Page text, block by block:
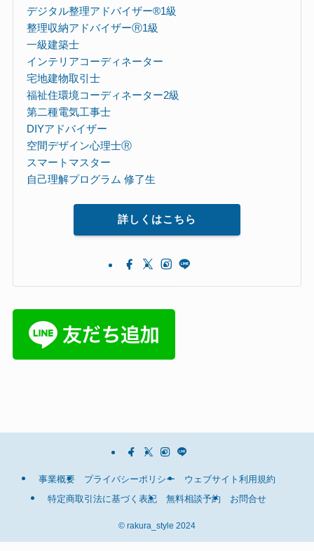
デジタル整理アドバイザー®︎1級
整理収納アドバイザーⓇ1級
一級建築士
インテリアコーディネーター
宅地建物取引士
福祉住環境コーディネーター2級
第二種電気工事士
DIYアドバイザー
空間デザイン心理士Ⓡ
スマートマスター
自己理解プログラム 修了生
詳しくはこちら
事業概要 プライバシーポリシー
ウェブサイト利用規約
特定商取引法に基づく表記
無料相談予約 お問合せ
© rakura_style 2024